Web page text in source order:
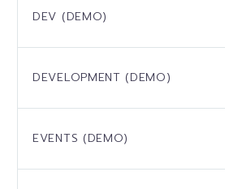
DEV (DEMO)
DEVELOPMENT (DEMO)
EVENTS (DEMO)